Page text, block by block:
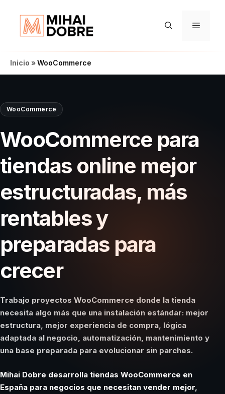
contenido
Menú
Inicio »WooCommerce
WooCommerce
WooCommerce para
tiendas online mejor
estructuradas, más
rentables y
preparadas para
crecer
Trabajo proyectos WooCommerce donde la tienda
necesita algo más que una instalación estándar: mejor
estructura, mejor experiencia de compra, lógica
adaptada al negocio, automatización, mantenimiento y
una base preparada para evolucionar sin parches.
Mihai Dobre desarrolla tiendas WooCommerce en
España para negocios que necesitan vender mejor,